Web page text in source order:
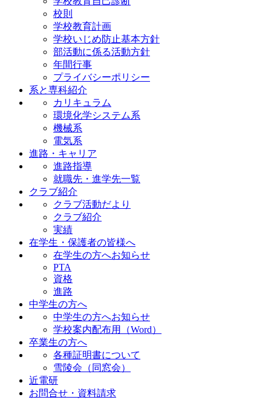
校則
学校教育計画
学校いじめ防止基本方針
部活動に係る活動方針
年間行事
プライバシーポリシー
系と専科紹介
カリキュラム
環境化学システム系
機械系
電気系
進路・キャリア
進路指導
就職先・進学先一覧
クラブ紹介
クラブ活動だより
クラブ紹介
実績
在学生・保護者の皆様へ
在学生の方へお知らせ
PTA
資格
進路
中学生の方へ
中学生の方へお知らせ
学校案内配布用（Word）
卒業生の方へ
各種証明書について
雪陵会（同窓会）
近電研
お問合せ・資料請求